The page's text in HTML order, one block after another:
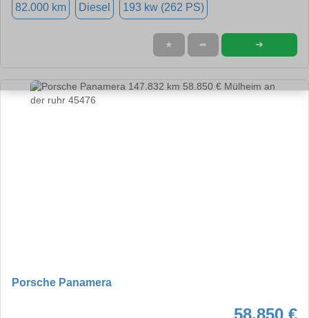
82.000 km Diesel 193 kw (262 PS)
★ ➦ ➜
Porsche Panamera
58.850 €